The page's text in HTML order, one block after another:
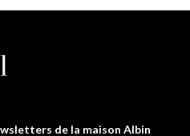
de la maison Albin